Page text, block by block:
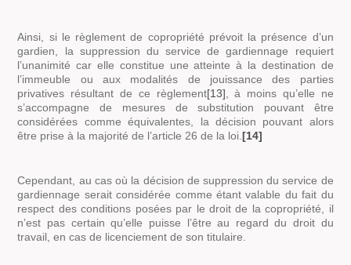
Ainsi, si le règlement de copropriété prévoit la présence d’un
gardien, la suppression du service de gardiennage requiert
l’unanimité car elle constitue une atteinte à la destination de
l’immeuble ou aux modalités de jouissance des parties
privatives résultant de ce règlement[13], à moins qu’elle ne
s’accompagne de mesures de substitution pouvant être
considérées comme équivalentes, la décision pouvant alors
être prise à la majorité de l’article 26 de la loi.[14]
Cependant, au cas où la décision de suppression du service de
gardiennage serait considérée comme étant valable du fait du
respect des conditions posées par le droit de la copropriété, il
n’est pas certain qu’elle puisse l’être au regard du droit du
travail, en cas de licenciement de son titulaire.